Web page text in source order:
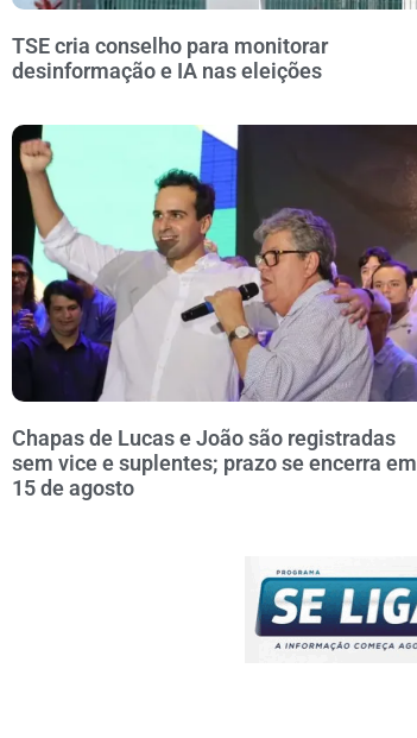
TSE cria conselho para monitorar
desinformação e IA nas eleições
Chapas de Lucas e João são registradas
sem vice e suplentes; prazo se encerra em
15 de agosto